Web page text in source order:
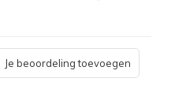
Je beoordeling toevoegen